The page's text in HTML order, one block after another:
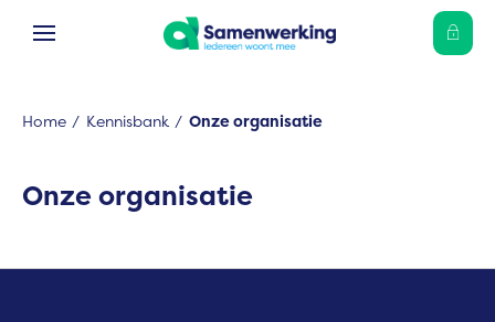
Naar de homepage
Ga naar Hoofd
Home Kennisbank Onze organisatie
Onze organisatie